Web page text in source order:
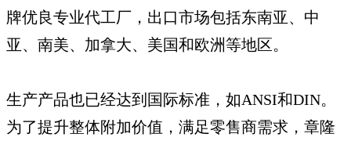
牌优良专业代工厂，出口市场包括东南亚、中
亚、南美、加拿大、美国和欧洲等地区。
生产产品也已经达到国际标准，如ANSI和DIN。
为了提升整体附加价值，满足零售商需求，章隆